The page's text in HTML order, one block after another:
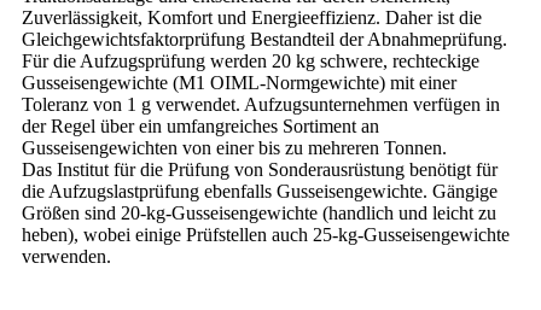
Zuverlässigkeit, Komfort und Energieeffizienz. Daher ist die
Gleichgewichtsfaktorprüfung Bestandteil der Abnahmeprüfung.
Für die Aufzugsprüfung werden 20 kg schwere, rechteckige
Gusseisengewichte (M1 OIML-Normgewichte) mit einer
Toleranz von 1 g verwendet. Aufzugsunternehmen verfügen in
der Regel über ein umfangreiches Sortiment an
Gusseisengewichten von einer bis zu mehreren Tonnen.
Das Institut für die Prüfung von Sonderausrüstung benötigt für
die Aufzugslastprüfung ebenfalls Gusseisengewichte. Gängige
Größen sind 20-kg-Gusseisengewichte (handlich und leicht zu
heben), wobei einige Prüfstellen auch 25-kg-Gusseisengewichte
verwenden.